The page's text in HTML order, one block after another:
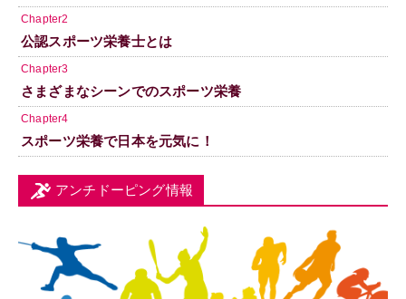
Chapter2
公認スポーツ栄養士とは
Chapter3
さまざまなシーンでのスポーツ栄養
Chapter4
スポーツ栄養で日本を元気に！
アンチドーピング情報